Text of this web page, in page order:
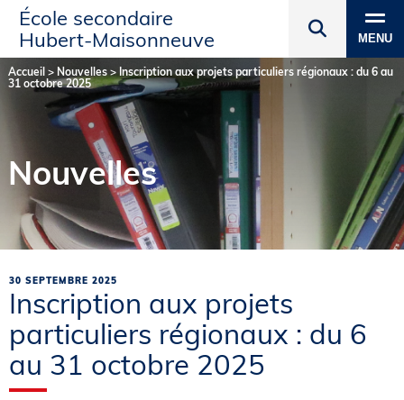
École secondaire
Hubert‑Maisonneuve
MENU
Accueil> Nouvelles> Inscription aux projets particuliers régionaux : du 6 au
31 octobre 2025
Nouvelles
30 SEPTEMBRE 2025
Inscription aux projets
particuliers régionaux : du 6
au 31 octobre 2025